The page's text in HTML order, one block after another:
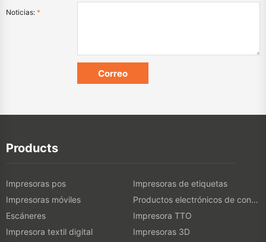
Noticias: *
Products
Impresoras pos
Impresoras de etiquetas
Impresoras móviles
Productos electrónicos de consumo
Escáneres
Impresora TTO
Impresora textil digital
Impresoras 3D